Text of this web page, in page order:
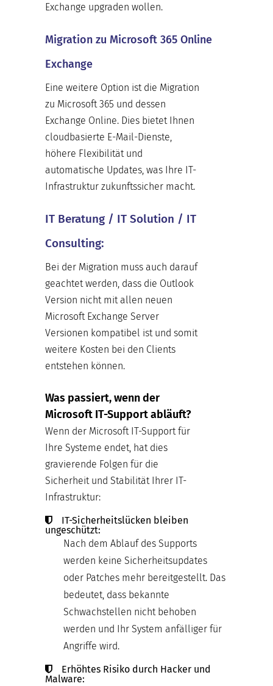
Exchange upgraden wollen.
Migration zu Microsoft 365 Online
Exchange
Eine weitere Option ist die Migration
zu Microsoft 365 und dessen
Exchange Online. Dies bietet Ihnen
cloudbasierte E-Mail-Dienste,
höhere Flexibilität und
automatische Updates, was Ihre IT-
Infrastruktur zukunftssicher macht.
IT Beratung / IT Solution / IT
Consulting:
Bei der Migration muss auch darauf
geachtet werden, dass die Outlook
Version nicht mit allen neuen
Microsoft Exchange Server
Versionen kompatibel ist und somit
weitere Kosten bei den Clients
entstehen können.
Was passiert, wenn der
Microsoft IT-Support abläuft?
Wenn der Microsoft IT-Support für
Ihre Systeme endet, hat dies
gravierende Folgen für die
Sicherheit und Stabilität Ihrer IT-
Infrastruktur:
IT-Sicherheitslücken bleiben
ungeschützt:
Nach dem Ablauf des Supports
werden keine Sicherheitsupdates
oder Patches mehr bereitgestellt. Das
bedeutet, dass bekannte
Schwachstellen nicht behoben
werden und Ihr System anfälliger für
Angriffe wird.
Erhöhtes Risiko durch Hacker und
Malware: